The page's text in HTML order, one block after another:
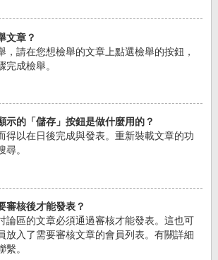
文章？
，請在您想檢舉的文章上點選檢舉的按鈕，
成檢舉。
示的「儲存」按鈕是做什麼用的？
得以在日後完成與發表。重新裝載文章的功
。
審核後才能發表？
論區的文章必須通過審核才能發表。這也可
放入了需要審核文章的會員列表。有關詳細
。